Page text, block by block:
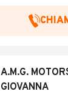
A.M.G.
GIOVANNA